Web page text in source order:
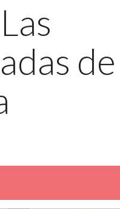
Las
de